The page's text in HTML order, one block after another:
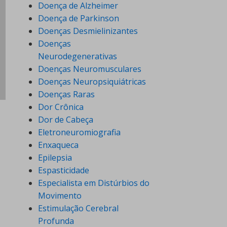
Doença de Alzheimer
Doença de Parkinson
Doenças Desmielinizantes
Doenças
Neurodegenerativas
Doenças Neuromusculares
Doenças Neuropsiquiátricas
Doenças Raras
Dor Crônica
Dor de Cabeça
Eletroneuromiografia
Enxaqueca
Epilepsia
Espasticidade
Especialista em Distúrbios do
Movimento
Estimulação Cerebral
Profunda